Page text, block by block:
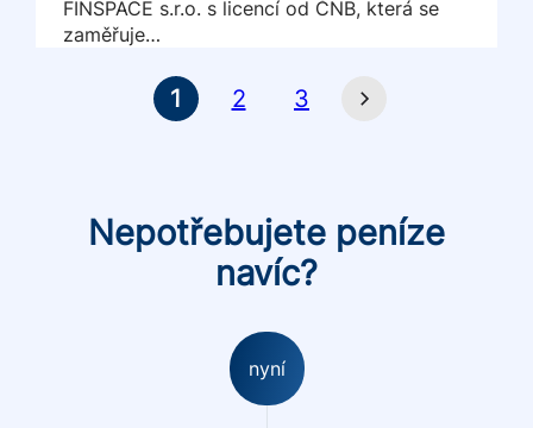
FINSPACE s.r.o. s licencí od ČNB, která se
zaměřuje…
1 2 3
Nepotřebujete peníze
navíc?
nyní